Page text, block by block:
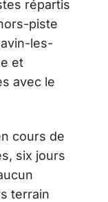
répartis
piste
les-
et
avec le
cours de
six jours
terrain